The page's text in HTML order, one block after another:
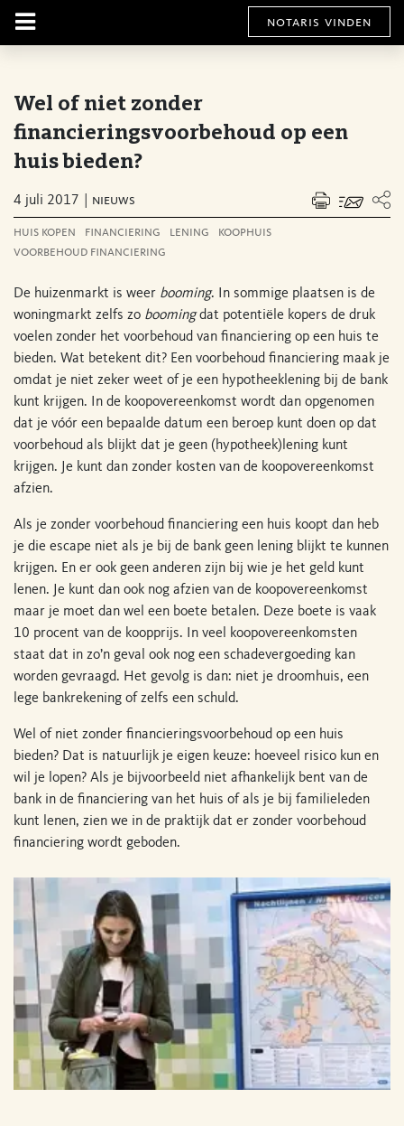
notaris vinden
Wel of niet zonder
financieringsvoorbehoud op een
huis bieden?
4 juli 2017 nieuws
huis kopen financiering lening
koophuis
voorbehoud financiering
De huizenmarkt is weer booming. In sommige plaatsen is de
woningmarkt zelfs zo boomingdat potentiële kopers de druk
voelen zonder het voorbehoud van financiering op een huis te
bieden. Wat betekent dit? Een voorbehoud financiering maak je
omdat je niet zeker weet of je een hypotheeklening bij de bank
kunt krijgen. In de koopovereenkomst wordt dan opgenomen
dat je vóór een bepaalde datum een beroep kunt doen op dat
voorbehoud als blijkt dat je geen (hypotheek)lening kunt
krijgen. Je kunt dan zonder kosten van de koopovereenkomst
afzien.
Als je zonder voorbehoud financiering een huis koopt dan heb
je die escape niet als je bij de bank geen lening blijkt te kunnen
krijgen. En er ook geen anderen zijn bij wie je het geld kunt
lenen. Je kunt dan ook nog afzien van de koopovereenkomst
maar je moet dan wel een boete betalen. Deze boete is vaak
10 procent van de koopprijs. In veel koopovereenkomsten
staat dat in zo’n geval ook nog een schadevergoeding kan
worden gevraagd. Het gevolg is dan: niet je droomhuis, een
lege bankrekening of zelfs een schuld.
Wel of niet zonder financieringsvoorbehoud op een huis
bieden? Dat is natuurlijk je eigen keuze: hoeveel risico kun en
wil je lopen? Als je bijvoorbeeld niet afhankelijk bent van de
bank in de financiering van het huis of als je bij familieleden
kunt lenen, zien we in de praktijk dat er zonder voorbehoud
financiering wordt geboden.